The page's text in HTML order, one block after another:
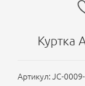
Куртка
Артикул:JC-